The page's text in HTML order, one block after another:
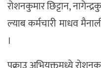
रोशनकुमार छिट्टान,
ल्याब कर्मचारी माधव
।